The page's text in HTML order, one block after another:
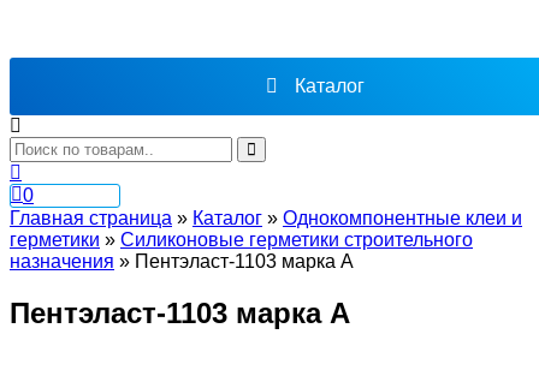
Каталог
0
Главная страница » Каталог » Однокомпонентные клеи и
герметики » Силиконовые герметики строительного
назначения » Пентэласт-1103 марка А
Пентэласт-1103 марка А